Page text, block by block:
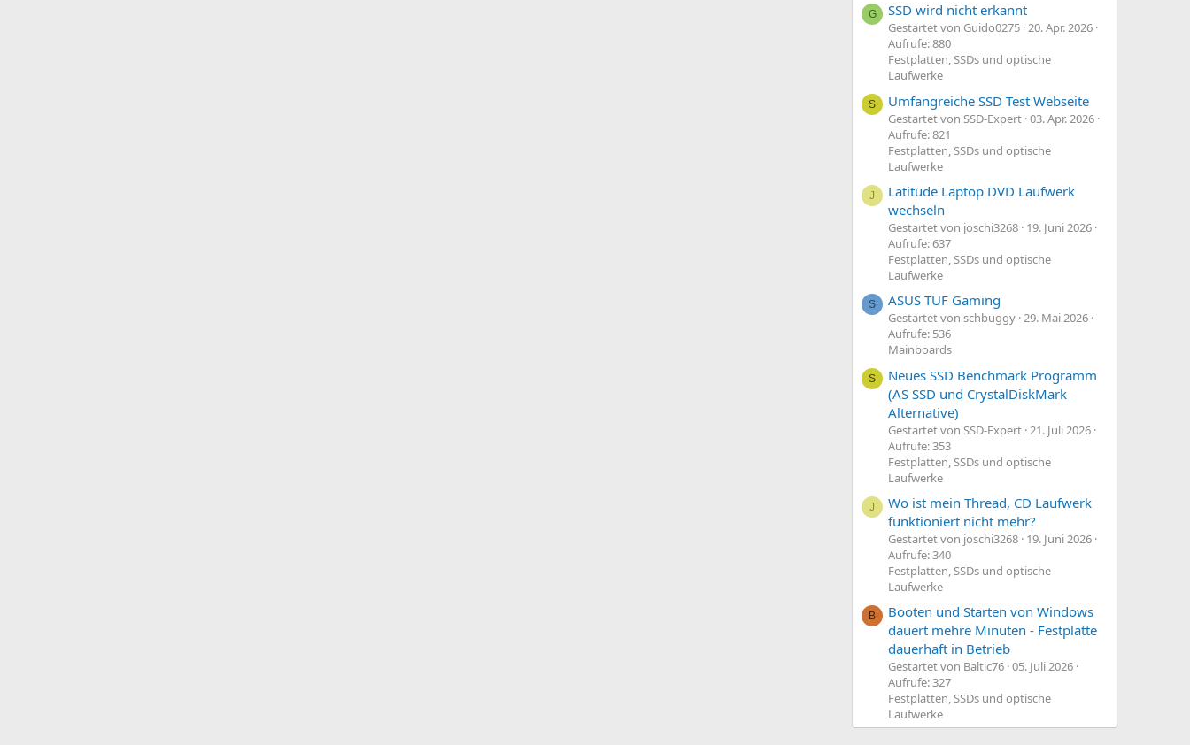
G SSD wird nicht erkannt
Gestartet von Guido0275 20. Apr. 2026
Aufrufe: 880
Festplatten, SSDs und optische
Laufwerke
S Umfangreiche SSD Test Webseite
Gestartet von SSD-Expert 03. Apr. 2026
Aufrufe: 821
Festplatten, SSDs und optische
Laufwerke
J
Latitude Laptop DVD Laufwerk
wechseln
Gestartet von joschi3268 19. Juni 2026
Aufrufe: 637
Festplatten, SSDs und optische
Laufwerke
S ASUS TUF Gaming
Gestartet von schbuggy 29. Mai 2026
Aufrufe: 536
Mainboards
S
Neues SSD Benchmark Programm
(AS SSD und CrystalDiskMark
Alternative)
Gestartet von SSD-Expert 21. Juli 2026
Aufrufe: 353
Festplatten, SSDs und optische
Laufwerke
J
Wo ist mein Thread, CD Laufwerk
funktioniert nicht mehr?
Gestartet von joschi3268 19. Juni 2026
Aufrufe: 340
Festplatten, SSDs und optische
Laufwerke
B
Booten und Starten von Windows
dauert mehre Minuten - Festplatte
dauerhaft in Betrieb
Gestartet von Baltic76 05. Juli 2026
Aufrufe: 327
Festplatten, SSDs und optische
Laufwerke